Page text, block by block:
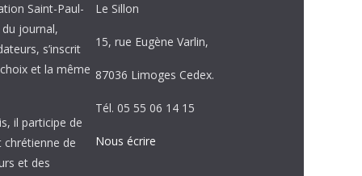
Saint-Paul-
journal,
s’inscrit
et la même
il participe de
chrétienne de
et des
Le Sillon
15, rue Eugène Varlin,
87036 Limoges Cedex.
Tél. 05 55 06 14 15
Nous écrire